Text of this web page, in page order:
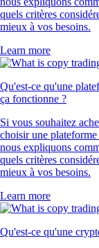
quels critères
mieux à vos besoins.
Learn more
Qu'est-ce qu'une
ça fonctionne ?
Si vous souhaitez
choisir une plateforme
nous expliquons
quels critères
mieux à vos besoins.
Learn more
Qu'est-ce qu'une